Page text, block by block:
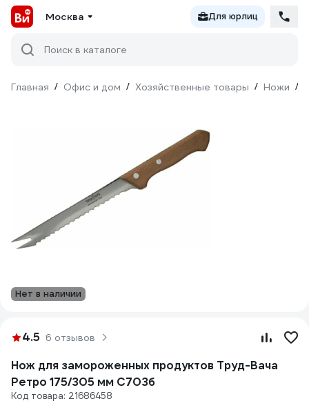
Москва Для юрлиц
Поиск в каталоге
Главная / Офис и дом / Хозяйственные товары / Ножи /
Нет в наличии
4.5 6 отзывов
Нож для замороженных продуктов Труд-Вача
Ретро 175/305 мм С703б
Код товара: 21686458